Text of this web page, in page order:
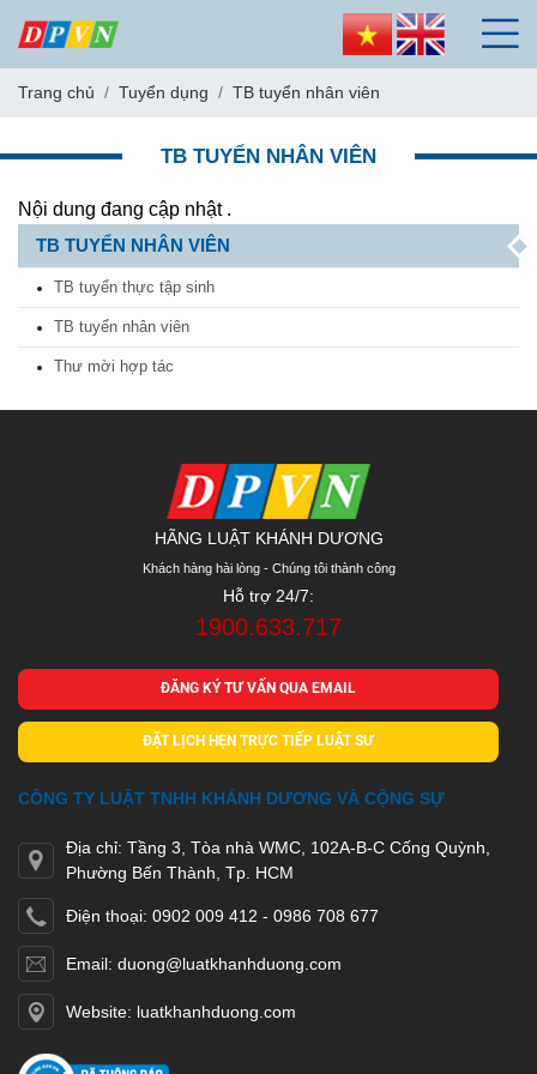
Trang chủ Tuyển dụng TB tuyển nhân viên
TB TUYỂN NHÂN VIÊN
Nội dung đang cập nhật .
TB TUYỂN NHÂN VIÊN
TB tuyển thực tập sinh
TB tuyển nhân viên
Thư mời hợp tác
HÃNG LUẬT KHÁNH DƯƠNG
Khách hàng hài lòng - Chúng tôi thành công
Hỗ trợ 24/7:
1900.633.717
ĐĂNG KÝ TƯ VẤN QUA EMAIL
ĐẶT LỊCH HẸN TRỰC TIẾP LUẬT SƯ
CÔNG TY LUẬT TNHH KHÁNH DƯƠNG VÀ CỘNG SỰ
Địa chỉ: Tầng 3, Tòa nhà WMC, 102A-B-C Cống Quỳnh,
Phường Bến Thành, Tp. HCM
Điện thoại: 0902 009 412 - 0986 708 677
Email: duong@luatkhanhduong.com
Website: luatkhanhduong.com